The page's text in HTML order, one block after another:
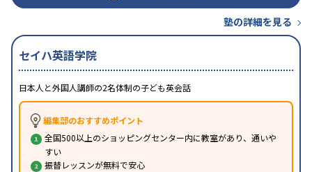
塾の詳細を見る
セイハ英語学院
日本人と外国人講師の2名体制の子ども英会話
編集部のおすすめポイント
全国500以上のショッピングセンター内に教室があり、通いや
すい
振替レッスンが無料で安心